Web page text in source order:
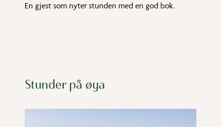
En gjest som nyter stunden med en god bok.
Stunder på øya